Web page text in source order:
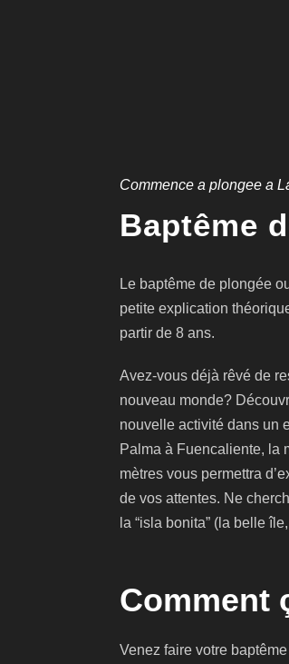
Commence a plongee a
Baptême
Le baptême de plongée
petite explication
partir de 8 ans.
Avez-vous déjà rêvé de
nouveau monde?
nouvelle activité dans un
Palma à Fuencaliente, la
mètres vous permettra
de vos attentes. Ne
la “isla bonita” (la belle
Comment
Venez faire votre